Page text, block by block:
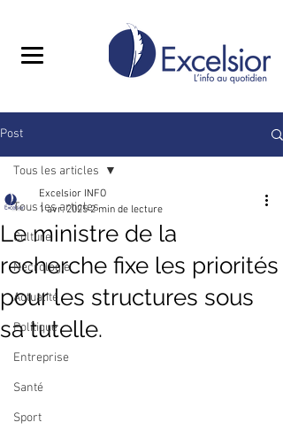
Post
Tous les articles
Culture
Nécrologie
Actualité
Politique
Entreprise
Santé
Sport
Tous les articles
Le ministre de la
recherche fixe les priorités
pour les structures sous
sa tutelle.
Excelsior INFO
1 avr. 2025 2 min de lecture